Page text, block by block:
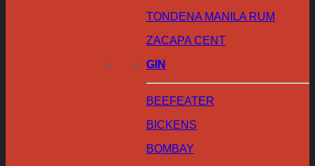
TONDENA MANILA RUM
ZACAPA CENT
GIN
BEEFEATER
BICKENS
BOMBAY